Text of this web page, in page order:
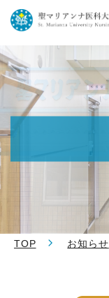
TOP お知らせ